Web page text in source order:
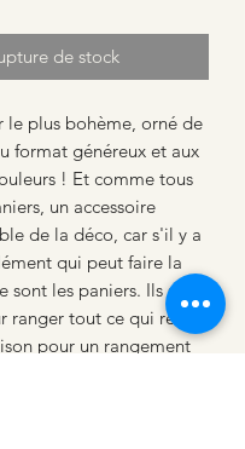
de stock
le plus bohème, orné de
format généreux et aux
! Et comme tous
un accessoire
de la déco, car s'il y a
qui peut faire la
sont les paniers. Ils sont
ranger tout ce qui reste
pour un rangement